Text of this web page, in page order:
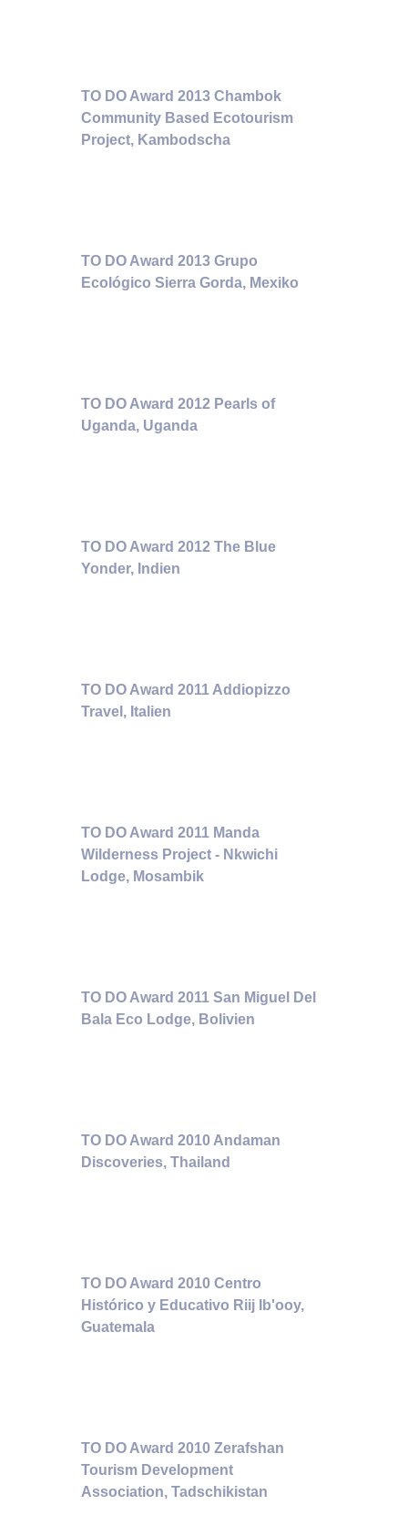
TO DO Award 2013 Chambok
Community Based Ecotourism
Project, Kambodscha
TO DO Award 2013 Grupo
Ecológico Sierra Gorda, Mexiko
TO DO Award 2012 Pearls of
Uganda, Uganda
TO DO Award 2012 The Blue
Yonder, Indien
TO DO Award 2011 Addiopizzo
Travel, Italien
TO DO Award 2011 Manda
Wilderness Project - Nkwichi
Lodge, Mosambik
TO DO Award 2011 San Miguel Del
Bala Eco Lodge, Bolivien
TO DO Award 2010 Andaman
Discoveries, Thailand
TO DO Award 2010 Centro
Histórico y Educativo Riij Ib'ooy,
Guatemala
TO DO Award 2010 Zerafshan
Tourism Development
Association, Tadschikistan